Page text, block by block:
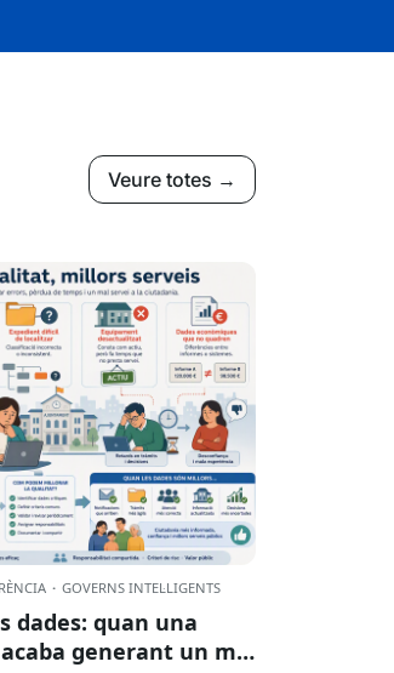
Veure totes →
· GOVERNS INTEL·LIGENTS
dades: quan una
generant un mal